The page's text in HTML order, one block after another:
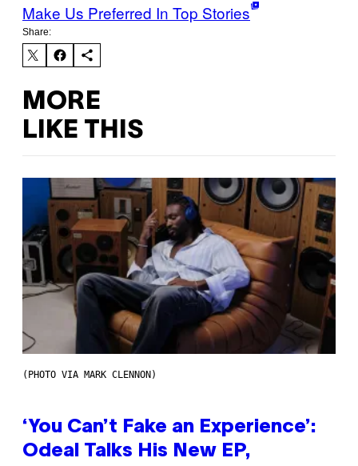
Make Us Preferred In Top Stories
Share:
MORE
LIKE THIS
(PHOTO VIA MARK CLENNON)
‘You Can’t Fake an Experience’:
Odeal Talks His New EP,